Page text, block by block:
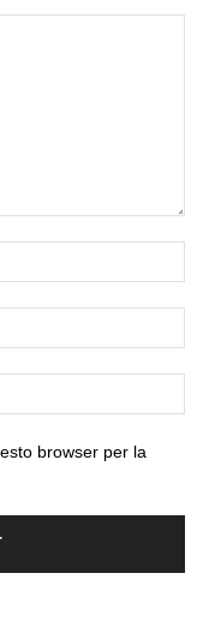
browser per la